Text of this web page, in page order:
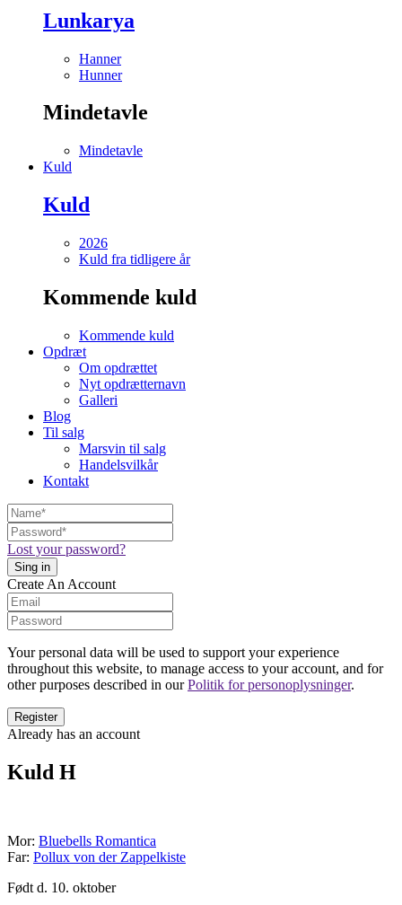
Lunkarya
Hanner
Hunner
Mindetavle
Mindetavle
Kuld
Kuld
2026
Kuld fra tidligere år
Kommende kuld
Kommende kuld
Opdræt
Om opdrættet
Nyt opdrætternavn
Galleri
Blog
Til salg
Marsvin til salg
Handelsvilkår
Kontakt
Lost your password?
Create An Account
Your personal data will be used to support your experience
throughout this website, to manage access to your account, and for
other purposes described in ourPolitik for personoplysninger.
Already has an account
Kuld H
Mor: Bluebells Romantica
Far: Pollux von der Zappelkiste
Født d. 10. oktober